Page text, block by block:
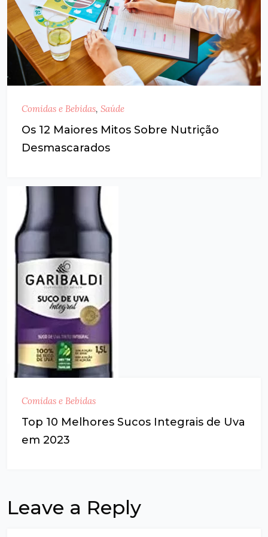
Comidas e Bebidas, Saúde
Os 12 Maiores Mitos Sobre Nutrição
Desmascarados
Comidas e Bebidas
Top 10 Melhores Sucos Integrais de Uva
em 2023
Leave a Reply